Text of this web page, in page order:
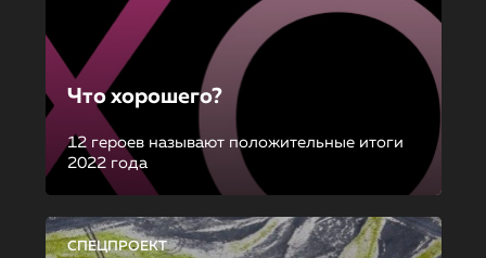
Что хорошего?
12 героев называют положительные итоги
2022 года
СПЕЦПРОЕКТ